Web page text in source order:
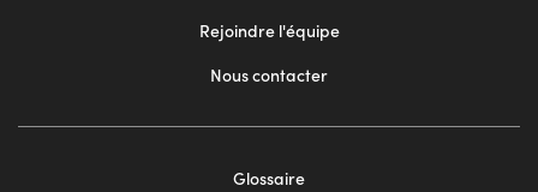
Rejoindre l'équipe
Nous contacter
Glossaire